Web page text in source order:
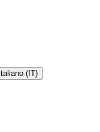
Italiano (IT)